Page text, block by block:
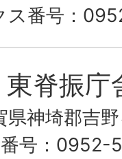
ス番号：
東脊振庁
神埼郡吉
号：0952-